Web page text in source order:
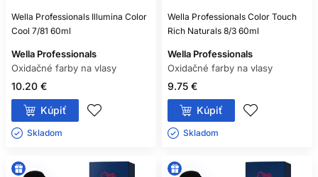
Wella Professionals Illumina Color
Cool 7/81 60ml
Wella Professionals
Oxidačné farby na vlasy
10.20 €
Kúpiť
Skladom ㅤ
Wella Professionals Color Touch
Rich Naturals 8/3 60ml
Wella Professionals
Oxidačné farby na vlasy
9.75 €
Kúpiť
Skladom ㅤ